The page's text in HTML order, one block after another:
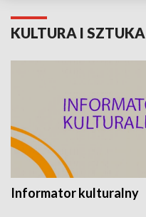
KULTURA I SZTUKA
Informator kulturalny